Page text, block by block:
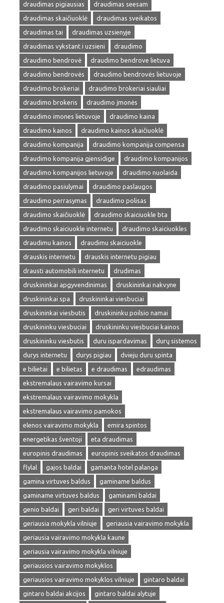
draudimas pigiausias
draudimas seesam
draudimas skaičiuoklė
draudimas sveikatos
draudimas tai
draudimas uzsienyje
draudimas vykstant i uzsieni
draudimo
draudimo bendrovė
draudimo bendrove lietuva
draudimo bendrovės
draudimo bendrovės lietuvoje
draudimo brokeriai
draudimo brokeriai siauliai
draudimo brokeris
draudimo įmonės
draudimo imones lietuvoje
draudimo kaina
draudimo kainos
draudimo kainos skaičiuoklė
draudimo kompanija
draudimo kompanija compensa
draudimo kompanija gjensidige
draudimo kompanijos
draudimo kompanijos lietuvoje
draudimo nuolaida
draudimo pasiulymai
draudimo paslaugos
draudimo perrasymas
draudimo polisas
draudimo skaičiuoklė
draudimo skaiciuokle bta
draudimo skaiciuokle internetu
draudimo skaiciuokles
draudimu kainos
draudimu skaiciuokle
drauskis internetu
drauskis internetu pigiau
drausti automobili internetu
drudimas
druskininkai apgyvendinimas
druskininkai nakvyne
druskininkai spa
druskininkai viesbuciai
druskininkai viesbutis
druskininku poilsio namai
druskininku viesbuciai
druskininku viesbuciai kainos
druskininku viesbutis
duru ispardavimas
durų sistemos
durys internetu
durys pigiau
dvieju duru spinta
e bilietai
e bilietas e draudimas
edraudimas
ekstremalaus vairavimo kursai
ekstremalaus vairavimo mokykla
ekstremalaus vairavimo pamokos
elenos vairavimo mokykla
emira spintos
energetikas šventoji
eta draudimas
europinis draudimas
europinis sveikatos draudimas
flylal
gajos baldai
gamanta hotel palanga
gamina virtuves baldus
gaminame baldus
gaminame virtuves baldus
gaminami baldai
genio baldai
geri baldai
geri virtuves baldai
geriausia mokykla vilniuje
geriausia vairavimo mokykla
geriausia vairavimo mokykla kaune
geriausia vairavimo mokykla vilniuje
geriausios vairavimo mokyklos
geriausios vairavimo mokyklos vilniuje
gintaro baldai
gintaro baldai akcijos
gintaro baldai alytuje